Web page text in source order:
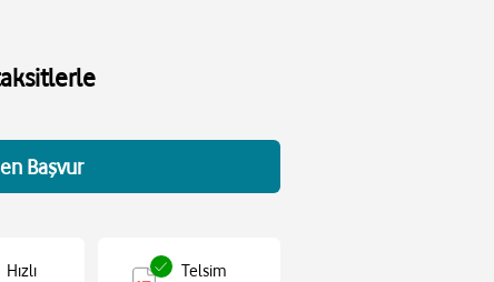
Başvur
Hızlı
Telsim